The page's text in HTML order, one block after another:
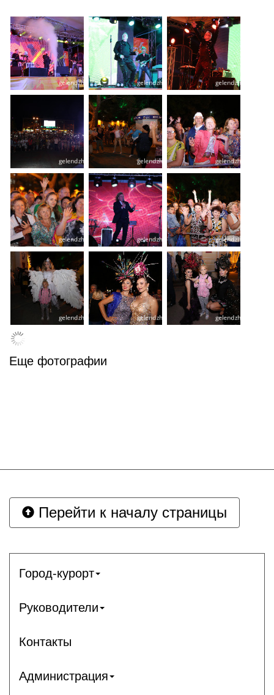
Еще фотографии
Перейти к началу страницы
Город-курорт
Руководители
Контакты
Администрация